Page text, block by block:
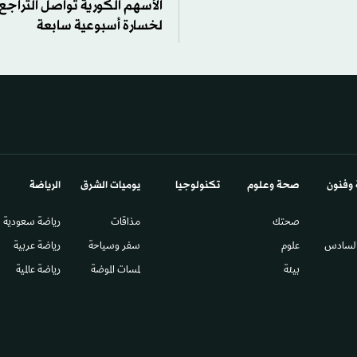
الأسهم الكورية تواصل
لخسارة أسبوعية سابعة
وفنون
السادس​
صحة وعلوم
صحتك
علوم
بيئة
تكنولوجيا يوميات الشرق​
مذاقات
سفر وسياحة
لمسات الموضة
الرياضة
رياضة سعودية
رياضة عربية
رياضة عالمية